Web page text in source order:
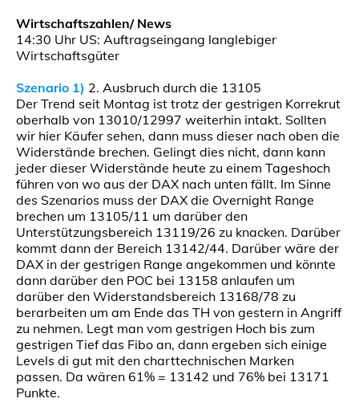
Wirtschaftszahlen/ News
14:30 Uhr US: Auftragseingang langlebiger
Wirtschaftsgüter
Szenario 1) 2. Ausbruch durch die 13105
Der Trend seit Montag ist trotz der gestrigen Korrekrut
oberhalb von 13010/12997 weiterhin intakt. Sollten
wir hier Käufer sehen, dann muss dieser nach oben die
Widerstände brechen. Gelingt dies nicht, dann kann
jeder dieser Widerstände heute zu einem Tageshoch
führen von wo aus der DAX nach unten fällt. Im Sinne
des Szenarios muss der DAX die Overnight Range
brechen um 13105/11 um darüber den
Unterstützungsbereich 13119/26 zu knacken. Darüber
kommt dann der Bereich 13142/44. Darüber wäre der
DAX in der gestrigen Range angekommen und könnte
dann darüber den POC bei 13158 anlaufen um
darüber den Widerstandsbereich 13168/78 zu
berarbeiten um am Ende das TH von gestern in Angriff
zu nehmen. Legt man vom gestrigen Hoch bis zum
gestrigen Tief das Fibo an, dann ergeben sich einige
Levels di gut mit den charttechnischen Marken
passen. Da wären 61% = 13142 und 76% bei 13171
Punkte.